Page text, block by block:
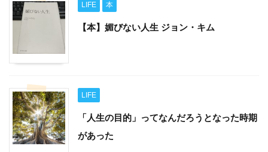
LIFE 本
【本】媚びない人生 ジョン・キム
LIFE
「人生の目的」ってなんだろうとなった時期
があった